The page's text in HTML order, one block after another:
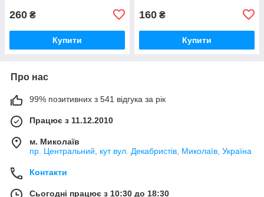
260 ₴
Купити
160 ₴
Купити
Про нас
99% позитивних з 541 відгука за рік
Працює з 11.12.2010
м. Миколаїв
пр. Центральний, кут вул. Декабристів, Миколаїв, Україна
Контакти
Сьогодні працює з 10:30 до 18:30